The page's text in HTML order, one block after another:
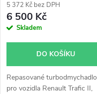
5 372 Kč bez DPH
6 500 Kč
Skladem
DO KOŠÍKU
Repasované turbodmychadlo
pro vozidla Renault Trafic II,